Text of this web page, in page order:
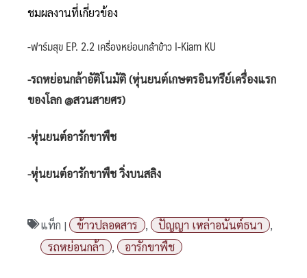
ชมผลงานที่เกี่ยวข้อง
-ฟาร์มสุข EP. 2.2 เครื่องหย่อนกล้าข้าว I-Kiam KU
-รถหย่อนกล้าอัติโนมัติ (หุ่นยนต์เกษตรอินทรีย์เครื่องแรก
ของโลก @สวนสายศร)
-หุ่นยนต์อารักขาพืช
-หุ่นยนต์อารักขาพืช วิ่งบนสลิง
แท็ก | ข้าวปลอดสาร , ปัญญา เหล่าอนันต์ธนา
,
รถหย่อนกล้า
, อารักขาพืช